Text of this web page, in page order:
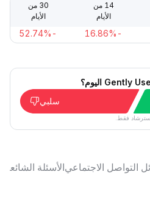
14 من
الأيام
30 من
الأيام
-16.86%
-52.74%
سلبي
فقط.
التواصل الاجتماعيالأسئلة الشائعة